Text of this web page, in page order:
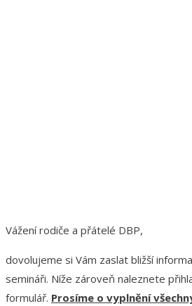
Vážení rodiče a přátelé DBP,
dovolujeme si Vám zaslat bližší
semináři. Níže zároveň naleznete
formulář. Prosíme o vyplnění